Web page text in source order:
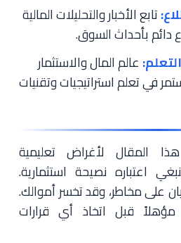
تابع الأخبار والتحليلات المالية
دائم بأحداث السوق.
عالم المال والاستثمار
في تعلم استراتيجيات وتقنيات
هذا المقال لأغراض تعليمية
اعتباره نصيحة استثمارية.
على مخاطر، وقد تخسر أموالك.
مؤهلاً قبل اتخاذ أي قرارات